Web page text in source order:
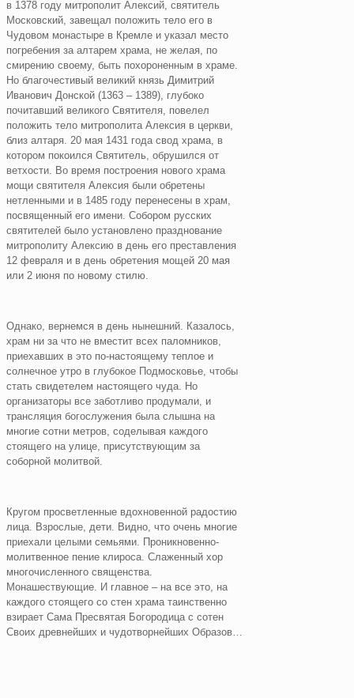
в 1378 году митрополит Алексий, святитель
Московский, завещал положить тело его в
Чудовом монастыре в Кремле и указал место
погребения за алтарем храма, не желая, по
смирению своему, быть похороненным в храме.
Но благочестивый великий князь Димитрий
Иванович Донской (1363 – 1389), глубоко
почитавший великого Святителя, повелел
положить тело митрополита Алексия в церкви,
близ алтаря. 20 мая 1431 года свод храма, в
котором покоился Святитель, обрушился от
ветхости. Во время построения нового храма
мощи святителя Алексия были обретены
нетленными и в 1485 году перенесены в храм,
посвященный его имени. Собором русских
святителей было установлено празднование
митрополиту Алексию в день его преставления
12 февраля и в день обретения мощей 20 мая
или 2 июня по новому стилю.
Однако, вернемся в день нынешний. Казалось,
храм ни за что не вместит всех паломников,
приехавших в это по-настоящему теплое и
солнечное утро в глубокое Подмосковье, чтобы
стать свидетелем настоящего чуда. Но
организаторы все заботливо продумали, и
трансляция богослужения была слышна на
многие сотни метров, соделывая каждого
стоящего на улице, присутствующим за
соборной молитвой.
Кругом просветленные вдохновенной радостию
лица. Взрослые, дети. Видно, что очень многие
приехали целыми семьями. Проникновенно-
молитвенное пение клироса. Слаженный хор
многочисленного священства.
Монашествующие. И главное – на все это, на
каждого стоящего со стен храма таинственно
взирает Сама Пресвятая Богородица с сотен
Своих древнейших и чудотворнейших Образов…